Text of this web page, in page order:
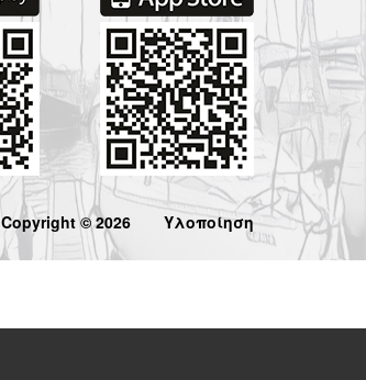
Copyright © 2026 Υλοποίηση